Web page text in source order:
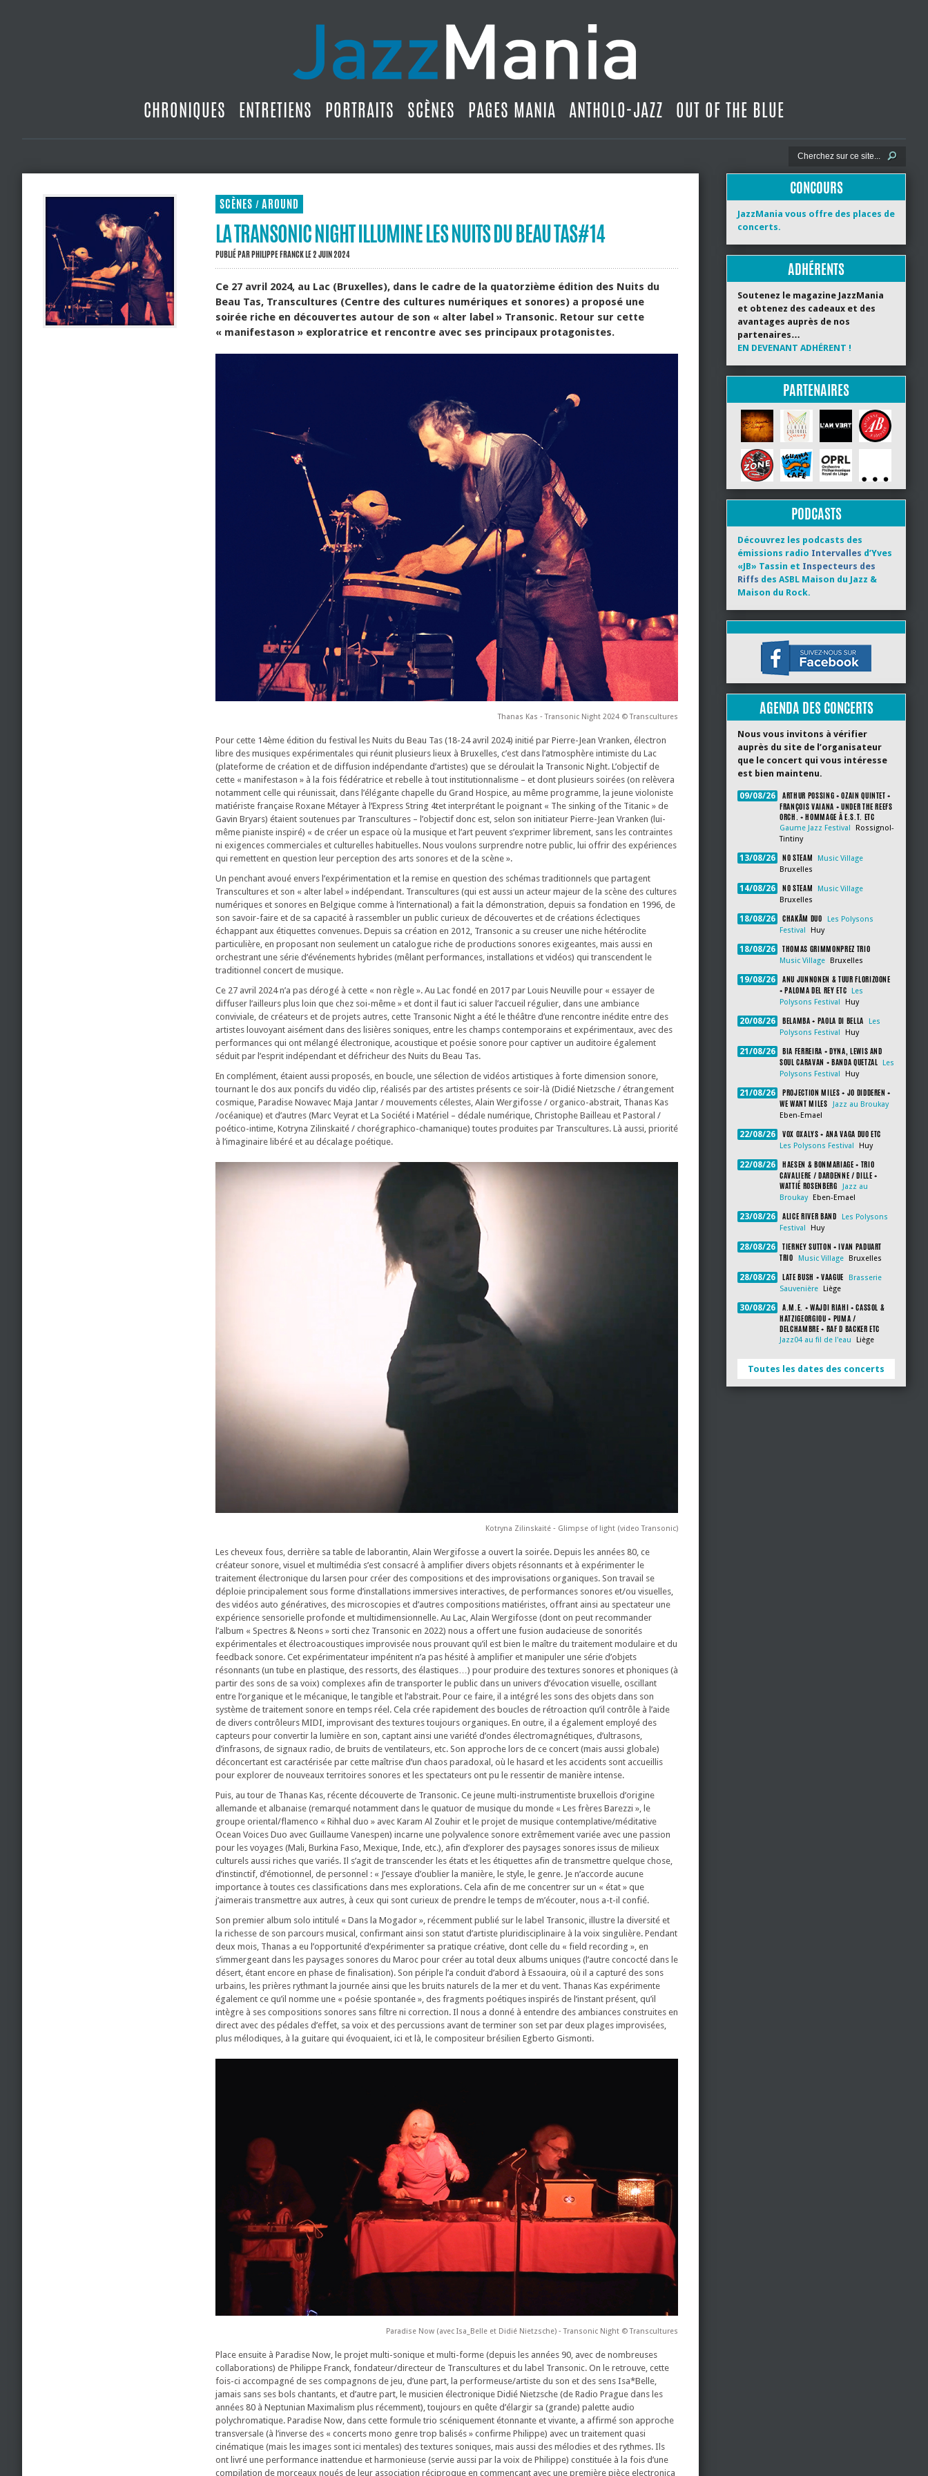
CHRONIQUES ENTRETIENS PORTRAITS SCÈNES PAGES MANIA ANTHOLO-JAZZ OUT OF THE BLUE
SCÈNES / AROUND
LA TRANSONIC NIGHT ILLUMINE LES NUITS DU BEAU TAS#14
PUBLIÉ PARPHILIPPE FRANCKLE 2 JUIN 2024
Ce 27 avril 2024, au Lac (Bruxelles), dans le cadre de la quatorzième édition des Nuits du
Beau Tas, Transcultures (Centre des cultures numériques et sonores) a proposé une
soirée riche en découvertes autour de son « alter label » Transonic. Retour sur cette
« manifestason » exploratrice et rencontre avec ses principaux protagonistes.
Thanas Kas ‐ Transonic Night 2024 © Transcultures
Pour cette 14ème édition du festival les Nuits du Beau Tas (18-24 avril 2024) initié par Pierre-Jean Vranken, électron
libre des musiques expérimentales qui réunit plusieurs lieux à Bruxelles, c’est dans l’atmosphère intimiste du Lac
(plateforme de création et de diffusion indépendante d’artistes) que se déroulait la Transonic Night. L’objectif de
cette « manifestason » à la fois fédératrice et rebelle à tout institutionnalisme – et dont plusieurs soirées (on relèvera
notamment celle qui réunissait, dans l’élégante chapelle du Grand Hospice, au même programme, la jeune violoniste
matiériste française Roxane Métayer à l’Express String 4tet interprétant le poignant « The sinking of the Titanic » de
Gavin Bryars) étaient soutenues par Transcultures – l’objectif donc est, selon son initiateur Pierre-Jean Vranken (lui-
même pianiste inspiré) « de créer un espace où la musique et l’art peuvent s’exprimer librement, sans les contraintes
ni exigences commerciales et culturelles habituelles. Nous voulons surprendre notre public, lui offrir des expériences
qui remettent en question leur perception des arts sonores et de la scène ».
Un penchant avoué envers l’expérimentation et la remise en question des schémas traditionnels que partagent
Transcultures et son « alter label » indépendant. Transcultures (qui est aussi un acteur majeur de la scène des cultures
numériques et sonores en Belgique comme à l’international) a fait la démonstration, depuis sa fondation en 1996, de
son savoir-faire et de sa capacité à rassembler un public curieux de découvertes et de créations éclectiques
échappant aux étiquettes convenues. Depuis sa création en 2012, Transonic a su creuser une niche hétéroclite
particulière, en proposant non seulement un catalogue riche de productions sonores exigeantes, mais aussi en
orchestrant une série d’événements hybrides (mêlant performances, installations et vidéos) qui transcendent le
traditionnel concert de musique.
Ce 27 avril 2024 n’a pas dérogé à cette « non règle ». Au Lac fondé en 2017 par Louis Neuville pour « essayer de
diffuser l’ailleurs plus loin que chez soi-même » et dont il faut ici saluer l’accueil régulier, dans une ambiance
conviviale, de créateurs et de projets autres, cette Transonic Night a été le théâtre d’une rencontre inédite entre des
artistes louvoyant aisément dans des lisières soniques, entre les champs contemporains et expérimentaux, avec des
performances qui ont mélangé électronique, acoustique et poésie sonore pour captiver un auditoire également
séduit par l’esprit indépendant et défricheur des Nuits du Beau Tas.
En complément, étaient aussi proposés, en boucle, une sélection de vidéos artistiques à forte dimension sonore,
tournant le dos aux poncifs du vidéo clip, réalisés par des artistes présents ce soir-là (Didié Nietzsche / étrangement
cosmique, Paradise Nowavec Maja Jantar / mouvements célestes, Alain Wergifosse / organico-abstrait, Thanas Kas
/océanique) et d’autres (Marc Veyrat et La Société i Matériel – dédale numérique, Christophe Bailleau et Pastoral /
poético-intime, Kotryna Zilinskaité / chorégraphico-chamanique) toutes produites par Transcultures. Là aussi, priorité
à l’imaginaire libéré et au décalage poétique.
Kotryna Zilinskaité ‐ Glimpse of light (video Transonic)
Les cheveux fous, derrière sa table de laborantin, Alain Wergifosse a ouvert la soirée. Depuis les années 80, ce
créateur sonore, visuel et multimédia s’est consacré à amplifier divers objets résonnants et à expérimenter le
traitement électronique du larsen pour créer des compositions et des improvisations organiques. Son travail se
déploie principalement sous forme d’installations immersives interactives, de performances sonores et/ou visuelles,
des vidéos auto génératives, des microscopies et d’autres compositions matiéristes, offrant ainsi au spectateur une
expérience sensorielle profonde et multidimensionnelle. Au Lac, Alain Wergifosse (dont on peut recommander
l’album « Spectres & Neons » sorti chez Transonic en 2022) nous a offert une fusion audacieuse de sonorités
expérimentales et électroacoustiques improvisée nous prouvant qu’il est bien le maître du traitement modulaire et du
feedback sonore. Cet expérimentateur impénitent n’a pas hésité à amplifier et manipuler une série d’objets
résonnants (un tube en plastique, des ressorts, des élastiques…) pour produire des textures sonores et phoniques (à
partir des sons de sa voix) complexes afin de transporter le public dans un univers d’évocation visuelle, oscillant
entre l’organique et le mécanique, le tangible et l’abstrait. Pour ce faire, il a intégré les sons des objets dans son
système de traitement sonore en temps réel. Cela crée rapidement des boucles de rétroaction qu’il contrôle à l’aide
de divers contrôleurs MIDI, improvisant des textures toujours organiques. En outre, il a également employé des
capteurs pour convertir la lumière en son, captant ainsi une variété d’ondes électromagnétiques, d’ultrasons,
d’infrasons, de signaux radio, de bruits de ventilateurs, etc. Son approche lors de ce concert (mais aussi globale)
déconcertant est caractérisée par cette maîtrise d’un chaos paradoxal, où le hasard et les accidents sont accueillis
pour explorer de nouveaux territoires sonores et les spectateurs ont pu le ressentir de manière intense.
Puis, au tour de Thanas Kas, récente découverte de Transonic. Ce jeune multi-instrumentiste bruxellois d’origine
allemande et albanaise (remarqué notamment dans le quatuor de musique du monde « Les frères Barezzi », le
groupe oriental/flamenco « Rihhal duo » avec Karam Al Zouhir et le projet de musique contemplative/méditative
Ocean Voices Duo avec Guillaume Vanespen) incarne une polyvalence sonore extrêmement variée avec une passion
pour les voyages (Mali, Burkina Faso, Mexique, Inde, etc.), afin d’explorer des paysages sonores issus de milieux
culturels aussi riches que variés. Il s’agit de transcender les états et les étiquettes afin de transmettre quelque chose,
d’instinctif, d’émotionnel, de personnel : « J’essaye d’oublier la manière, le style, le genre. Je n’accorde aucune
importance à toutes ces classifications dans mes explorations. Cela afin de me concentrer sur un « état » que
j’aimerais transmettre aux autres, à ceux qui sont curieux de prendre le temps de m’écouter, nous a-t-il confié.
Son premier album solo intitulé « Dans la Mogador », récemment publié sur le label Transonic, illustre la diversité et
la richesse de son parcours musical, confirmant ainsi son statut d’artiste pluridisciplinaire à la voix singulière. Pendant
deux mois, Thanas a eu l’opportunité d’expérimenter sa pratique créative, dont celle du « field recording », en
s’immergeant dans les paysages sonores du Maroc pour créer au total deux albums uniques (l’autre concocté dans le
désert, étant encore en phase de finalisation). Son périple l’a conduit d’abord à Essaouira, où il a capturé des sons
urbains, les prières rythmant la journée ainsi que les bruits naturels de la mer et du vent. Thanas Kas expérimente
également ce qu’il nomme une « poésie spontanée », des fragments poétiques inspirés de l’instant présent, qu’il
intègre à ses compositions sonores sans filtre ni correction. Il nous a donné à entendre des ambiances construites en
direct avec des pédales d’effet, sa voix et des percussions avant de terminer son set par deux plages improvisées,
plus mélodiques, à la guitare qui évoquaient, ici et là, le compositeur brésilien Egberto Gismonti.
Paradise Now (avec Isa_Belle et Didié Nietzsche) ‐ Transonic Night © Transcultures
Place ensuite à Paradise Now, le projet multi-sonique et multi-forme (depuis les années 90, avec de nombreuses
collaborations) de Philippe Franck, fondateur/directeur de Transcultures et du label Transonic. On le retrouve, cette
fois-ci accompagné de ses compagnons de jeu, d’une part, la performeuse/artiste du son et des sens Isa*Belle,
jamais sans ses bols chantants, et d’autre part, le musicien électronique Didié Nietzsche (de Radio Prague dans les
années 80 à Neptunian Maximalism plus récemment), toujours en quête d’élargir sa (grande) palette audio
polychromatique. Paradise Now, dans cette formule trio scéniquement étonnante et vivante, a affirmé son approche
transversale (à l’inverse des « concerts mono genre trop balisés » confirme Philippe) avec un traitement quasi
cinématique (mais les images sont ici mentales) des textures soniques, mais aussi des mélodies et des rythmes. Ils
ont livré une performance inattendue et harmonieuse (servie aussi par la voix de Philippe) constituée à la fois d’une
compilation de morceaux noués de leur association réciproque en commençant avec une première pièce electronica
CONCOURS
JazzMania vous offre des places de
concerts.
ADHÉRENTS
Soutenez le magazine JazzMania
et obtenez des cadeaux et des
avantages auprès de nos
partenaires…
EN DEVENANT ADHÉRENT !
PARTENAIRES
PODCASTS
Découvrez les podcasts des
émissions radio Intervalles d’Yves
«JB» Tassin et Inspecteurs des
Riffs des ASBL Maison du Jazz &
Maison du Rock.
AGENDA DES CONCERTS
Nous vous invitons à vérifier
auprès du site de l’organisateur
que le concert qui vous intéresse
est bien maintenu.
09/08/26
ARTHUR POSSING + OZAIN QUINTET +
FRANÇOIS VAIANA + UNDER THE REEFS
ORCH. + HOMMAGE À E.S.T. ETC
Gaume Jazz Festival
Rossignol-
Tintiny
13/08/26 NO STEAM
Music Village
Bruxelles
14/08/26 NO STEAM
Music Village
Bruxelles
18/08/26 CHAKÂM DUO
Les Polysons
Festival
Huy
18/08/26 THOMAS GRIMMONPREZ TRIO
Music Village Bruxelles
19/08/26
ANU JUNNONEN & TUUR FLORIZOONE
+ PALOMA DEL REY ETC
Les
Polysons Festival
Huy
20/08/26 BELAMBA + PAOLA DI BELLA
Les
Polysons Festival
Huy
21/08/26
BIA FERREIRA + DYNA, LEWIS AND
SOUL CARAVAN + BANDA QUETZAL
Les
Polysons Festival
Huy
21/08/26
PROJECTION MILES + JO DIDDEREN +
WE WANT MILES
Jazz au Broukay
Eben-Emael
22/08/26 VOX OXALYS + ANA VAGA DUO ETC
Les Polysons Festival Huy
22/08/26
HAESEN & BONMARIAGE + TRIO
CAVALIERE / DARDENNE / DILLE +
WATTIÉ ROSENBERG
Jazz au
Broukay
Eben-Emael
23/08/26 ALICE RIVER BAND
Les Polysons
Festival
Huy
28/08/26
TIERNEY SUTTON + IVAN PADUART
TRIO
Music Village Bruxelles
28/08/26 LATE BUSH + VAAGUE
Brasserie
Sauvenière
Liège
30/08/26
A.M.E. + WAJDI RIAHI + CASSOL &
HATZIGEORGIOU + PUMA /
DELCHAMBRE + RAF D BACKER ETC
Jazz04 au fil de l'eau Liège
Toutes les dates des concerts